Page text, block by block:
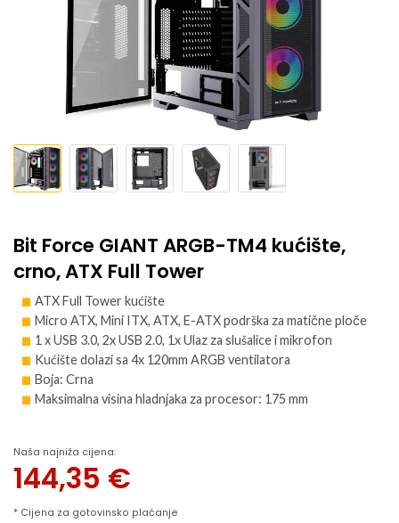
Bit Force GIANT ARGB-TM4 kućište,
crno, ATX Full Tower
ATX Full Tower kućište
Micro ATX, Mini ITX, ATX, E-ATX podrška za matične ploče
1 x USB 3.0, 2x USB 2.0, 1x Ulaz za slušalice i mikrofon
Kućište dolazi sa 4x 120mm ARGB ventilatora
Boja: Crna
Maksimalna visina hladnjaka za procesor: 175 mm
Naša najniža cijena:
144,35 €
* Cijena za gotovinsko plaćanje